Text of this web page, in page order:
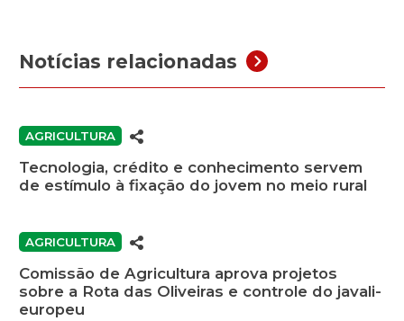
Notícias relacionadas
AGRICULTURA
Tecnologia, crédito e conhecimento servem
de estímulo à fixação do jovem no meio rural
AGRICULTURA
Comissão de Agricultura aprova projetos
sobre a Rota das Oliveiras e controle do javali-
europeu